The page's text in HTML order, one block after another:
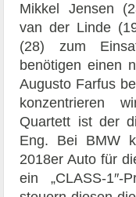
Mikkel Jensen
van der Linde
(28) zum
benötigen einen
Augusto Farfus
konzentrieren
Quartett ist der
Eng. Bei BMW
2018er Auto für
ein „CLASS-